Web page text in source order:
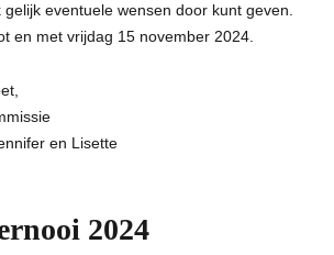
gelijk eventuele wensen door kunt geven.
en met vrijdag 15 november 2024.
en Lisette
2024